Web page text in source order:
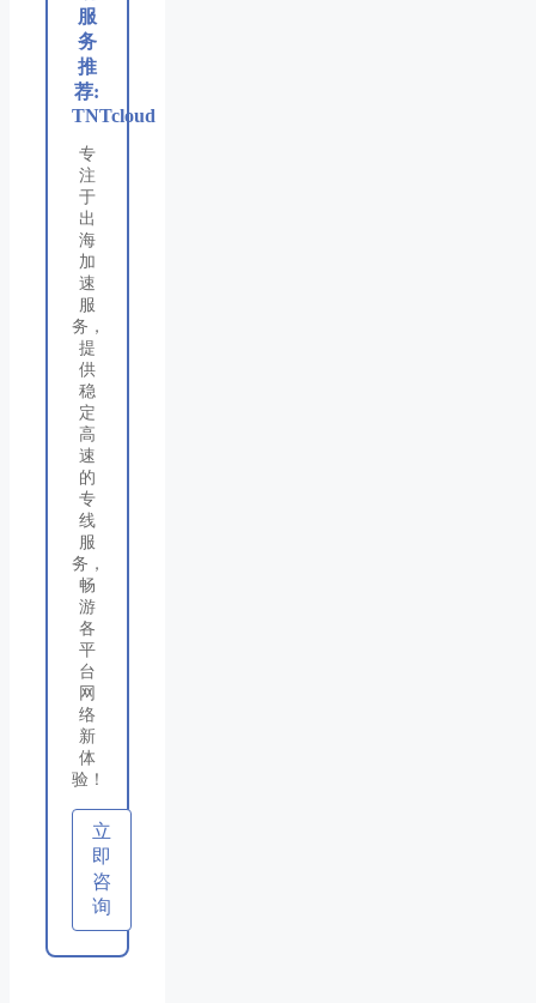
服
务
推
荐:
TNTcloud
专
注
于
出
海
加
速
服
务，
提
供
稳
定
高
速
的
专
线
服
务，
畅
游
各
平
台
网
络
新
体
验！
立
即
咨
询